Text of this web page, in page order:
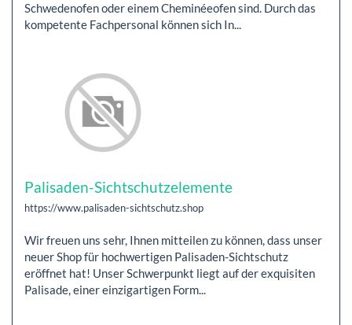
Schwedenofen oder einem Cheminéeofen sind. Durch das
kompetente Fachpersonal können sich In...
Palisaden-Sichtschutzelemente
https://www.palisaden-sichtschutz.shop
Wir freuen uns sehr, Ihnen mitteilen zu können, dass unser
neuer Shop für hochwertigen Palisaden-Sichtschutz
eröffnet hat! Unser Schwerpunkt liegt auf der exquisiten
Palisade, einer einzigartigen Form...